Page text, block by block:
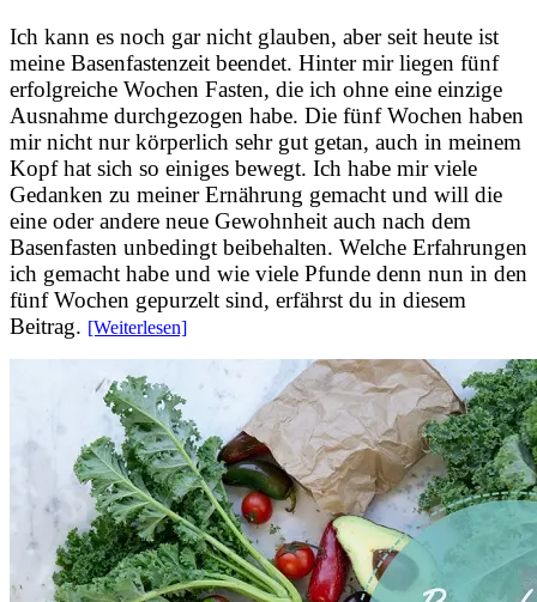
Ich kann es noch gar nicht glauben, aber seit heute ist
meine Basenfastenzeit beendet. Hinter mir liegen fünf
erfolgreiche Wochen Fasten, die ich ohne eine einzige
Ausnahme durchgezogen habe. Die fünf Wochen haben
mir nicht nur körperlich sehr gut getan, auch in meinem
Kopf hat sich so einiges bewegt. Ich habe mir viele
Gedanken zu meiner Ernährung gemacht und will die
eine oder andere neue Gewohnheit auch nach dem
Basenfasten unbedingt beibehalten. Welche Erfahrungen
ich gemacht habe und wie viele Pfunde denn nun in den
fünf Wochen gepurzelt sind, erfährst du in diesem
Beitrag. [Weiterlesen]